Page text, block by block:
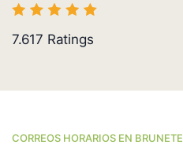
7.617 Ratings
CORREOS HORARIOS EN BRUNETE